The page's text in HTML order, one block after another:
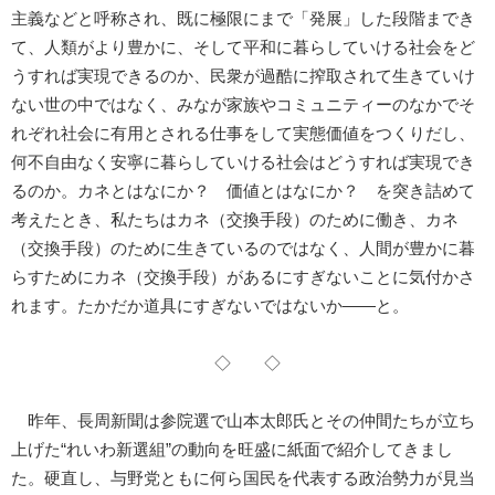
主義などと呼称され、既に極限にまで「発展」した段階までき
て、人類がより豊かに、そして平和に暮らしていける社会をど
うすれば実現できるのか、民衆が過酷に搾取されて生きていけ
ない世の中ではなく、みなが家族やコミュニティーのなかでそ
れぞれ社会に有用とされる仕事をして実態価値をつくりだし、
何不自由なく安寧に暮らしていける社会はどうすれば実現でき
るのか。カネとはなにか？ 価値とはなにか？ を突き詰めて
考えたとき、私たちはカネ（交換手段）のために働き、カネ
（交換手段）のために生きているのではなく、人間が豊かに暮
らすためにカネ（交換手段）があるにすぎないことに気付かさ
れます。たかだか道具にすぎないではないか――と。
◇ ◇
昨年、長周新聞は参院選で山本太郎氏とその仲間たちが立ち
上げた“れいわ新選組”の動向を旺盛に紙面で紹介してきまし
た。硬直し、与野党ともに何ら国民を代表する政治勢力が見当